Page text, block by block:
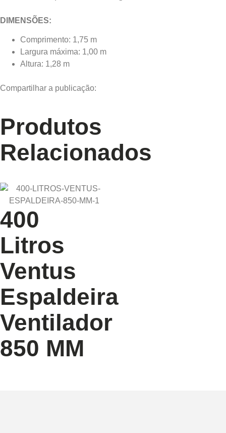
DIMENSÕES:
Comprimento: 1,75 m
Largura máxima: 1,00 m
Altura: 1,28 m
Compartilhar a publicação:
Produtos
Relacionados
400
Litros
Ventus
Espaldeira
Ventilador
850 MM